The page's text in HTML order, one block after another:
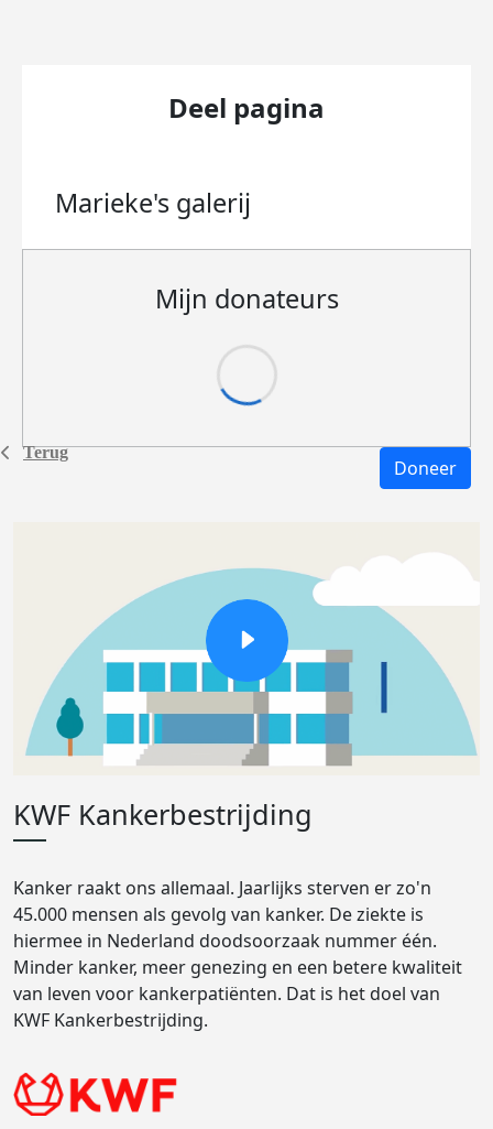
Terug
Deel pagina
Marieke's galerij
Mijn donateurs
Doneer
KWF Kankerbestrijding
Kanker raakt ons allemaal. Jaarlijks sterven er zo'n
45.000 mensen als gevolg van kanker. De ziekte is
hiermee in Nederland doodsoorzaak nummer één.
Minder kanker, meer genezing en een betere kwaliteit
van leven voor kankerpatiënten. Dat is het doel van
KWF Kankerbestrijding.